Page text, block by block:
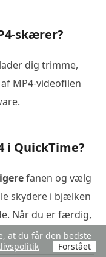
skærer?
dig trimme,
MP4-videofilen
i QuickTime?
fanen og vælg
skydere i bjælken
Når du er færdig,
at du får den bedste
Forstået